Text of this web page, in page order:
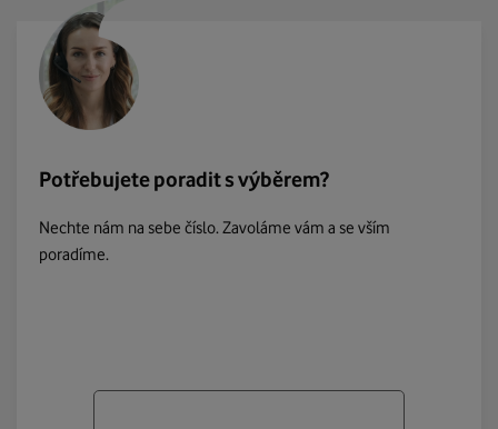
Potřebujete poradit s výběrem?
Nechte nám na sebe číslo. Zavoláme vám a se vším
poradíme.